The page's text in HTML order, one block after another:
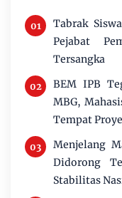
Tabrak
Pejabat
Tersangka
BEM IPB
MBG,
Tempat
Menjelang
Didorong
Stabilitas